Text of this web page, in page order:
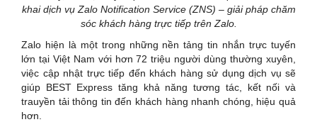
khai dịch vụ Zalo Notification Service (ZNS) – giải pháp chăm
sóc khách hàng trực tiếp trên Zalo.
Zalo hiện là một trong những nền tảng tin nhắn trực tuyến
lớn tại Việt Nam với hơn 72 triệu người dùng thường xuyên,
việc cập nhật trực tiếp đến khách hàng sử dụng dịch vụ sẽ
giúp BEST Express tăng khả năng tương tác, kết nối và
trauyền tải thông tin đến khách hàng nhanh chóng, hiệu quả
hơn.